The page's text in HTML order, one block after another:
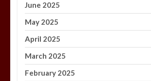
June 2025
May 2025
April 2025
March 2025
February 2025